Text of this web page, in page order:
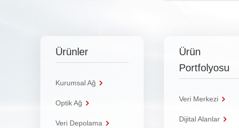
Ürünler
Kurumsal Ağ
Optik Ağ
Veri Depolama
Ürün
Portfolyosu
Veri Merkezi
Dijital Alanlar